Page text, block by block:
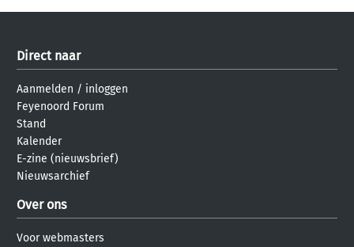
Direct naar
Aanmelden / inloggen
Feyenoord Forum
Stand
Kalender
E-zine (nieuwsbrief)
Nieuwsarchief
Over ons
Voor webmasters